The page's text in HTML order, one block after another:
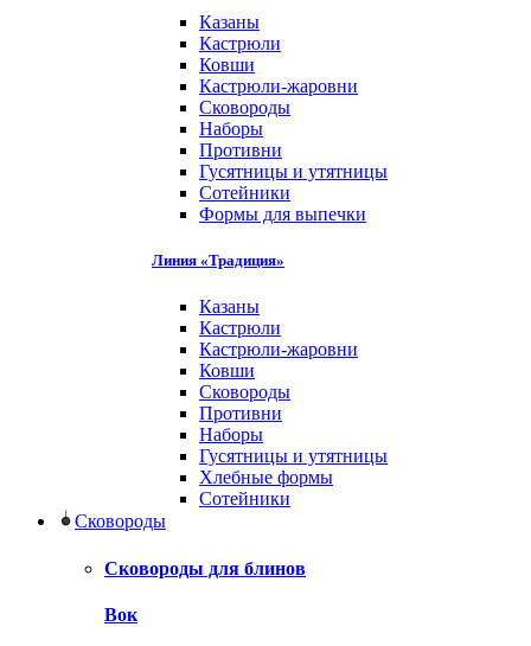
Казаны
Кастрюли
Ковши
Кастрюли-жаровни
Сковороды
Наборы
Противни
Гусятницы и утятницы
Сотейники
Формы для выпечки
Линия «Традиция»
Казаны
Кастрюли
Кастрюли-жаровни
Ковши
Сковороды
Противни
Наборы
Гусятницы и утятницы
Хлебные формы
Сотейники
Сковороды
Сковороды для блинов
Вок